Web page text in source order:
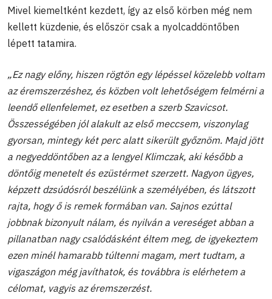
Mivel kiemeltként kezdett, így az első körben még nem
kellett küzdenie, és először csak a nyolcaddöntőben
lépett tatamira.
„Ez nagy előny, hiszen rögtön egy lépéssel közelebb voltam
az éremszerzéshez, és közben volt lehetőségem felmérni a
leendő ellenfelemet, ez esetben a szerb Szavicsot.
Összességében jól alakult az első meccsem, viszonylag
gyorsan, mintegy két perc alatt sikerült győznöm. Majd jött
a negyeddöntőben az a lengyel Klimczak, aki később a
döntőig menetelt és ezüstérmet szerzett. Nagyon ügyes,
képzett dzsúdósról beszélünk a személyében, és látszott
rajta, hogy ő is remek formában van. Sajnos ezúttal
jobbnak bizonyult nálam, és nyilván a vereséget abban a
pillanatban nagy csalódásként éltem meg, de igyekeztem
ezen minél hamarabb túltenni magam, mert tudtam, a
vigaszágon még javíthatok, és továbbra is elérhetem a
célomat, vagyis az éremszerzést.